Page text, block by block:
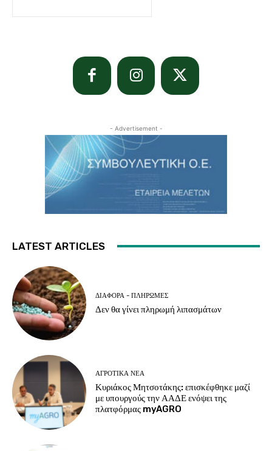
- Advertisement -
LATEST ARTICLES
ΔΙΆΦΟΡΑ - ΠΛΗΡΩΜΈΣ
Δεν θα γίνει πληρωμή λιπασμάτων
ΑΓΡΟΤΙΚΆ ΝΈΑ
Κυριάκος Μητσοτάκης: επισκέφθηκε μαζί
με υπουργούς την ΑΑΔΕ ενόψει της
πλατφόρμας myAGRO